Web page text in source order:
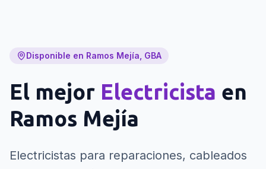
Disponible en Ramos Mejía, GBA
El mejor Electricista en
Ramos Mejía
Electricistas para reparaciones, cableados